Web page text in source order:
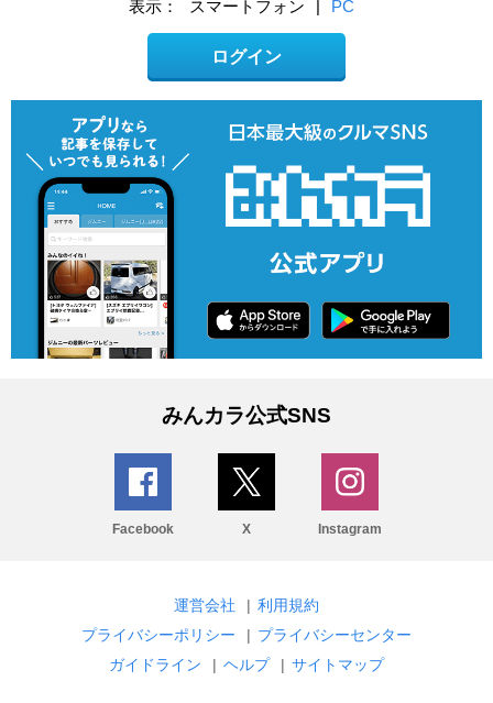
表示： スマートフォン | PC
ログイン
みんカラ公式SNS
Facebook X Instagram
運営会社 | 利用規約
プライバシーポリシー
| プライバシーセンター
ガイドライン
| ヘルプ | サイトマップ